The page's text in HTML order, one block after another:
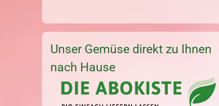
Unser Gemüse direkt zu Ihnen
nach Hause